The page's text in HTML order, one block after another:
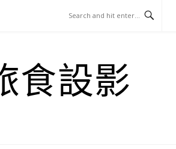
食設影